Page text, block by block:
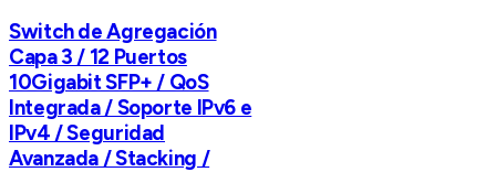
Switch de Agregación
Capa 3 / 12 Puertos
10Gigabit SFP+ / QoS
Integrada / Soporte IPv6 e
IPv4 / Seguridad
Avanzada / Stacking /